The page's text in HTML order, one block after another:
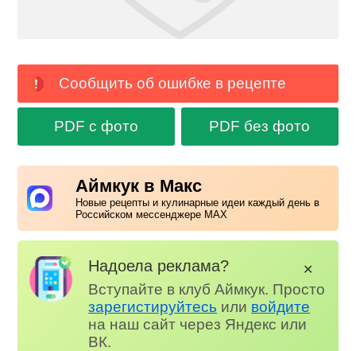
Сообщить об ошибке в рецепте
PDF с фото PDF без фото
Аймкук в Макс
Новые рецепты и кулинарные идеи каждый день в
Российском мессенджере MAX
Надоела реклама?
Вступайте в клуб Аймкук. Просто
зарегистируйтесь или войдите
на наш сайт через Яндекс или
ВК.
✕